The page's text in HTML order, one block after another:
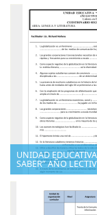
UNIDAD
SABER” AÑO